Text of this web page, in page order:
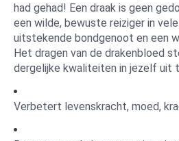
had gehad! Een draak is geen
een wilde, bewuste reiziger in
uitstekende bondgenoot en een
Het dragen van de drakenbloed
dergelijke kwaliteiten in jezelf uit
Verbetert levenskracht, moed,